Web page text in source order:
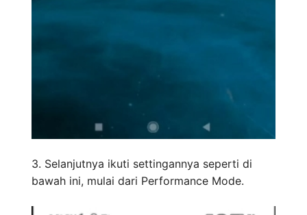
3. Selanjutnya ikuti settingannya seperti di
bawah ini, mulai dari Performance Mode.